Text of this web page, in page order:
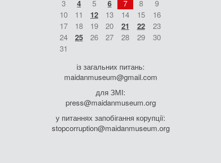
3 4 5 6 7 8
9
10
11 12 13 14 15
16
17
18 19 20 21 22
23
24
25 26 27 28 29
30
31
із загальних питань:
maidanmuseum@gmail.com
для ЗМІ:
press@maidanmuseum.org
у питаннях запобігання корупції:
stopcorruption@maidanmuseum.org